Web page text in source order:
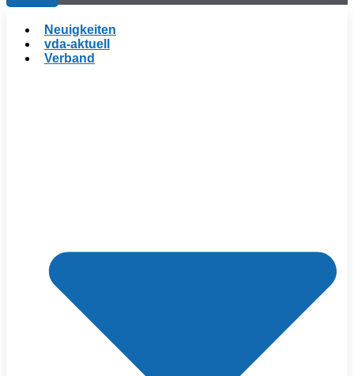
Neuigkeiten
vda-aktuell
Verband